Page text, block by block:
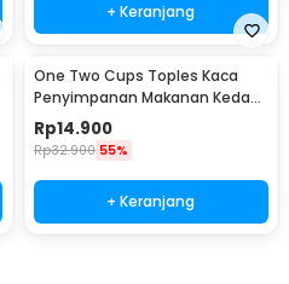
+ Keranjang
One Two Cups Toples Kaca
Penyimpanan Makanan Kedap
Udara Glass Jar 410ml - GH1270
Rp14.900
Rp32.900 55%
+ Keranjang